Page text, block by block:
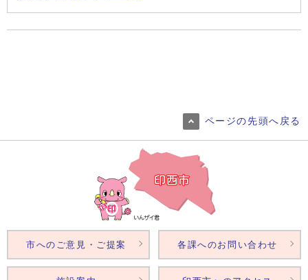
ページの先頭へ戻る
市へのご意見・ご提案 各課へのお問い合わせ